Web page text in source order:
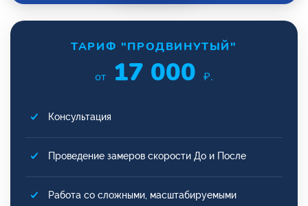
ТАРИФ "ПРОДВИНУТЫЙ"
от 17 000 ₽.
Консультация
Проведение замеров скорости До и После
Работа со сложными, масштабируемыми